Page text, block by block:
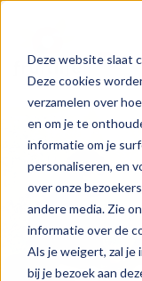
Deze website slaat
Deze cookies
verzamelen over
en om je te
informatie om je
personaliseren, en
over onze
andere media. Zie
informatie over de
Als je weigert, zal
bij je bezoek aan